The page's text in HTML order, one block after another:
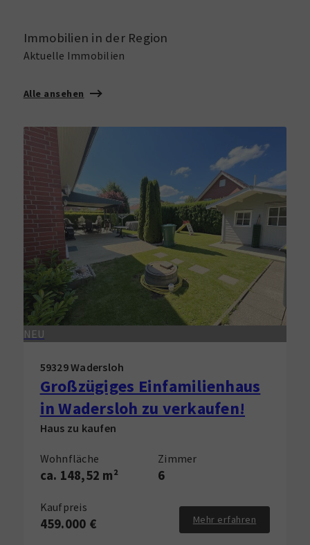
Immobilien in der Region
Aktuelle Immobilien
Alle ansehen
NEU
59329 Wadersloh
Großzügiges Einfamilienhaus
in Wadersloh zu verkaufen!
Haus zu kaufen
Wohnfläche
ca. 148,52 m²
Zimmer
6
Kaufpreis
459.000 € Mehr erfahren